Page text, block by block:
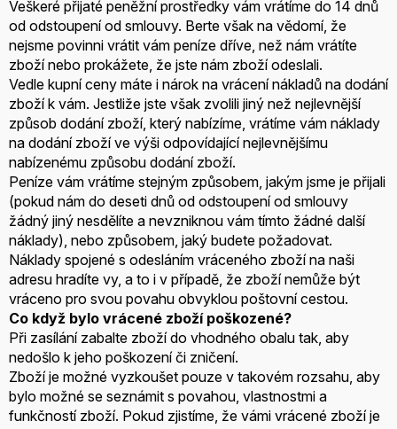
Veškeré přijaté peněžní prostředky vám vrátíme do 14 dnů
od odstoupení od smlouvy. Berte však na vědomí, že
nejsme povinni vrátit vám peníze dříve, než nám vrátíte
zboží nebo prokážete, že jste nám zboží odeslali.
Vedle kupní ceny máte i nárok na vrácení nákladů na dodání
zboží k vám. Jestliže jste však zvolili jiný než nejlevnější
způsob dodání zboží, který nabízíme, vrátíme vám náklady
na dodání zboží ve výši odpovídající nejlevnějšímu
nabízenému způsobu dodání zboží.
Peníze vám vrátíme stejným způsobem, jakým jsme je přijali
(pokud nám do deseti dnů od odstoupení od smlouvy
žádný jiný nesdělíte a nevzniknou vám tímto žádné další
náklady), nebo způsobem, jaký budete požadovat.
Náklady spojené s odesláním vráceného zboží na naši
adresu hradíte vy, a to i v případě, že zboží nemůže být
vráceno pro svou povahu obvyklou poštovní cestou.
Co když bylo vrácené zboží poškozené?
Při zasílání zabalte zboží do vhodného obalu tak, aby
nedošlo k jeho poškození či zničení.
Zboží je možné vyzkoušet pouze v takovém rozsahu, aby
bylo možné se seznámit s povahou, vlastnostmi a
funkčností zboží. Pokud zjistíme, že vámi vrácené zboží je